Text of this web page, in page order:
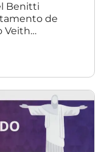
Benitti
de
Veith